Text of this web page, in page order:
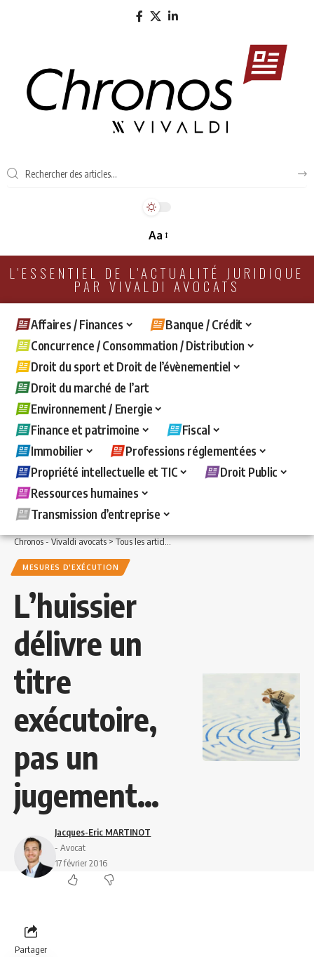
Aa
L'ESSENTIEL DE L'ACTUALITÉ JURIDIQUE
PAR VIVALDI AVOCATS
Affaires / Finances
Banque / Crédit
Concurrence / Consommation / Distribution
Droit du sport et Droit de l’évènementiel
Droit du marché de l’art
Environnement / Energie
Finance et patrimoine
Fiscal
Immobilier
Professions réglementées
Propriété intellectuelle et TIC
Droit Public
Ressources humaines
Transmission d’entreprise
Chronos - Vivaldi avocats>Tous les articles >Banque / Crédit>Mesures
MESURES D'EXÉCUTION
L’huissier
délivre un
titre
exécutoire,
pas un
jugement…
Jacques-Eric MARTINOT
- Avocat
17 février 2016
Partager